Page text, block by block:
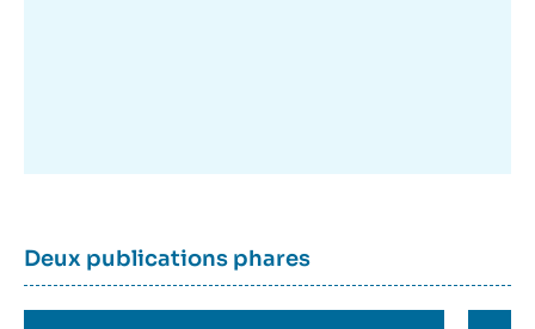
Dernière
parutions
Titre
container
Deux publications phares